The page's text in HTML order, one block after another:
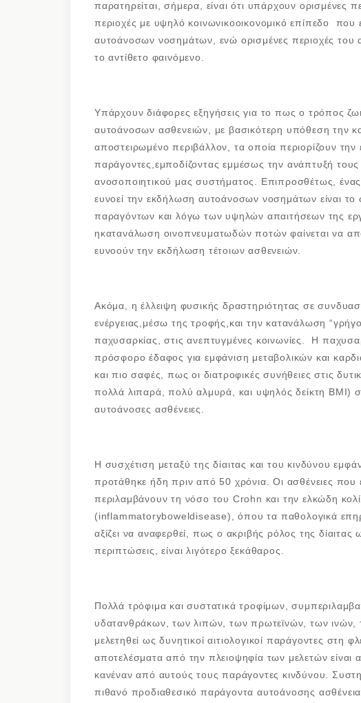
παρατηρείται, σήμερα, είναι ότι υπάρχουν ορισμένες
περιοχές με υψηλό κοινωνικοοικονομικό επίπεδο
αυτοάνοσων νοσημάτων, ενώ ορισμένες περιοχές του
το αντίθετο φαινόμενο.
Υπάρχουν διάφορες εξηγήσεις για το πως ο τρόπος
αυτοάνοσων ασθενειών, με βασικότερη υπόθεση την
αποστειρωμένο περιβάλλον, τα οποία περιορίζουν
παράγοντες,εμποδίζοντας εμμέσως την ανάπτυξή τους
ανοσοποιητικού μας συστήματος. Επιπροσθέτως,
ευνοεί την εκδήλωση αυτοάνοσων νοσημάτων είναι
παραγόντων και λόγω των υψηλών απαιτήσεων της
ηκατανάλωση οινοπνευματωδών ποτών φαίνεται να
ευνοούν την εκδήλωση τέτοιων ασθενειών.
Ακόμα, η έλλειψη φυσικής δραστηριότητας σε
ενέργειας,μέσω της τροφής,και την κατανάλωση
παχυσαρκίας, στις ανεπτυγμένες κοινωνίες. Η
πρόσφορο έδαφος για εμφάνιση μεταβολικών και
και πιο σαφές, πως οι διατροφικές συνήθειες στις
πολλά λιπαρά, πολύ αλμυρά, και υψηλός δείκτη BMI)
αυτοάνοσες ασθένειες.
Η συσχέτιση μεταξύ της δίαιτας και του κινδύνου
προτάθηκε ήδη πριν από 50 χρόνια. Οι ασθένειες
περιλαμβάνουν τη νόσο του Crohn και την ελκώδη
(inflammatoryboweldisease), όπου τα παθολογικά
αξίζει να αναφερθεί, πως ο ακριβής ρόλος της
περιπτώσεις, είναι λιγότερο ξεκάθαρος.
Πολλά τρόφιμα και συστατικά τροφίμων,
υδατανθράκων, των λιπών, των πρωτεϊνών, των ινών,
μελετηθεί ως δυνητικοί αιτιολογικοί παράγοντες
αποτελέσματα από την πλειοψηφία των μελετών είναι
κανέναν από αυτούς τους παράγοντες κινδύνου.
πιθανό προδιαθεσικό παράγοντα αυτοάνοσης